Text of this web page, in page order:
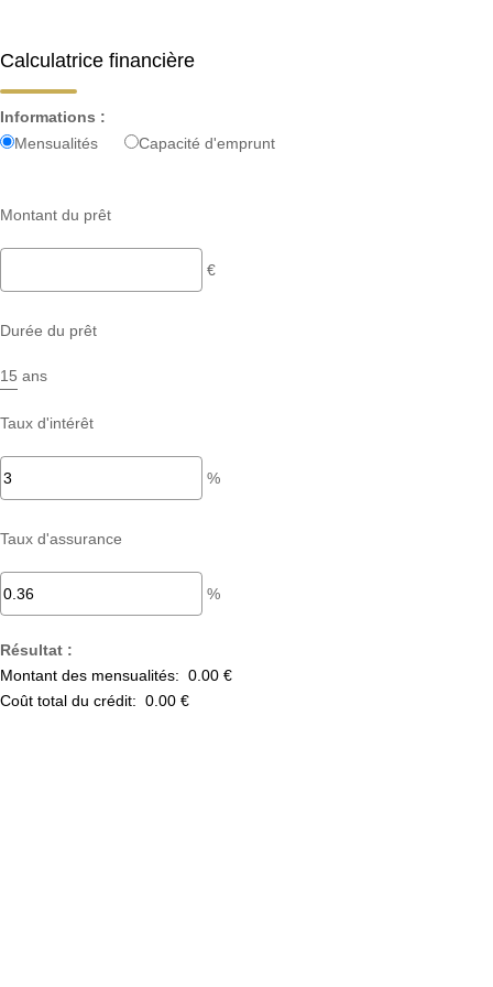
Calculatrice financière
Informations :
Mensualités
Capacité d'emprunt
Montant du prêt
€
Durée du prêt
ans
Taux d'intérêt
%
Taux d'assurance
%
Résultat :
Montant des mensualités: 0.00 €
Coût total du crédit: 0.00 €